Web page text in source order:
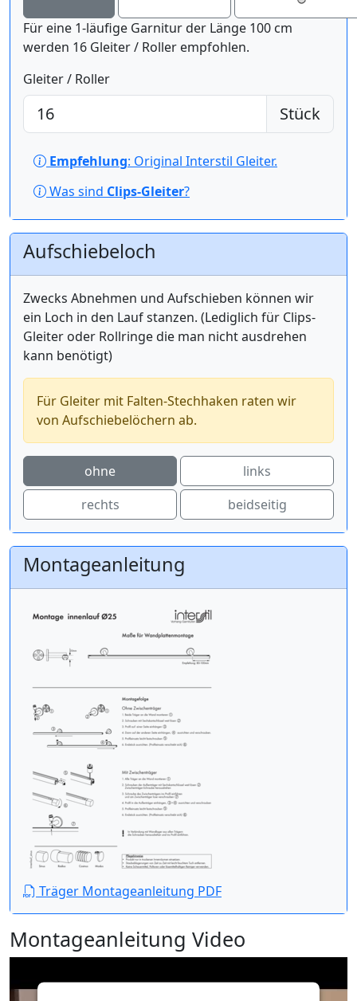
Für eine 1-läufige Garnitur der Länge 100 cm
werden 16 Gleiter / Roller empfohlen.
Gleiter / Roller
Stück
Empfehlung: Original Interstil Gleiter.
Was sind Clips-Gleiter?
Aufschiebeloch
Zwecks Abnehmen und Aufschieben können wir
ein Loch in den Lauf stanzen. (Lediglich für Clips-
Gleiter oder Rollringe die man nicht ausdrehen
kann benötigt)
Für Gleiter mit Falten-Stechhaken raten wir
von Aufschiebelöchern ab.
ohne
links
rechts
beidseitig
Montageanleitung
Träger Montageanleitung PDF
Montageanleitung Video